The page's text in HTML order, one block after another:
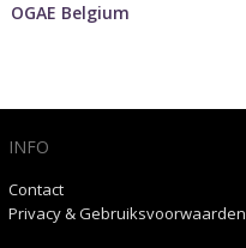
OGAE Belgium
INFO
Contact
Privacy & Gebruiksvoorwaarden